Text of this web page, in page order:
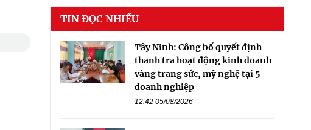
TIN ĐỌC NHIỀU
Tây Ninh: Công bố quyết định
thanh tra hoạt động kinh doanh
vàng trang sức, mỹ nghệ tại 5
doanh nghiệp
12:42 05/08/2026